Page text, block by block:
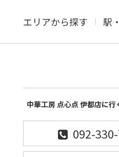
エリアから探す 駅
中華工房 点心点 伊都店に行
092-